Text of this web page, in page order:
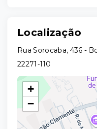
Localização
Rua Sorocaba, 436 -
22271-110
+
−